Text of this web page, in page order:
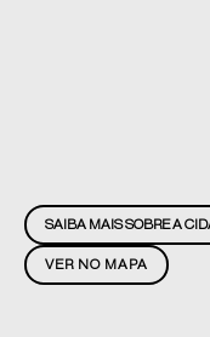
VER NO MAPA
SAIBA MAIS SOBRE A